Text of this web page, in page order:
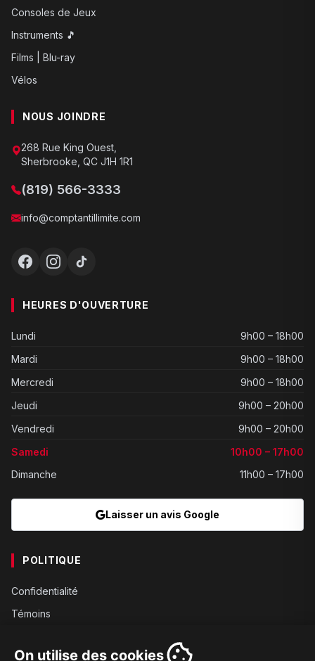
On utilise des cookies
Consoles de Jeux
Instruments 🎵
Films | Blu-ray
Vélos
NOUS JOINDRE
268 Rue King Ouest,
Sherbrooke, QC J1H 1R1
(819) 566-3333
info@comptantillimite.com
HEURES D'OUVERTURE
Lundi
9h00 – 18h00
Mardi
9h00 – 18h00
Mercredi
9h00 – 18h00
Jeudi
9h00 – 20h00
Vendredi
9h00 – 20h00
Samedi
10h00 – 17h00
Dimanche
11h00 – 17h00
Laisser un avis Google
POLITIQUE
Confidentialité
Témoins
Conditions